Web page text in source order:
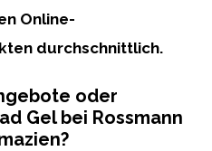
Online-
durchschnittlich.
oder
Gel bei Rossmann